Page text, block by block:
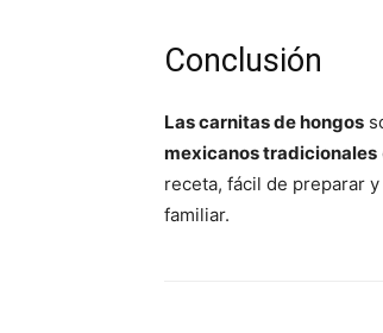
Conclusión
Las carnitas de hongos
mexicanos tradicionales
receta, fácil de preparar
familiar.